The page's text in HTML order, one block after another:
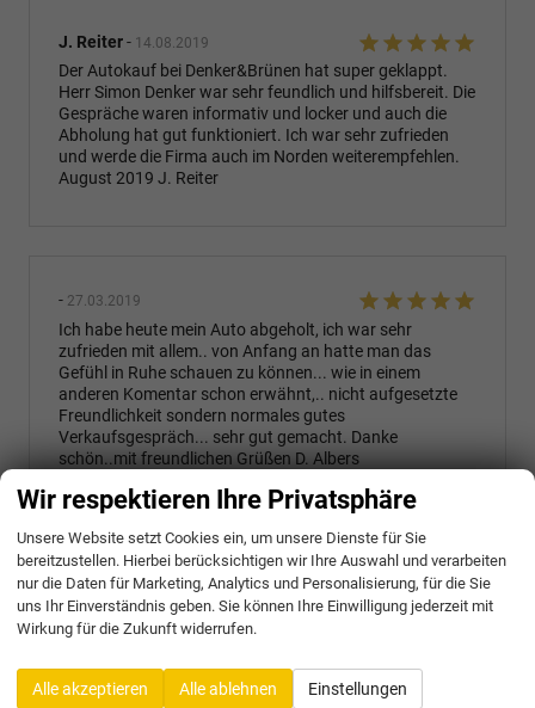
J. Reiter- 14.08.2019
Der Autokauf bei Denker&Brünen hat super geklappt.
Herr Simon Denker war sehr feundlich und hilfsbereit. Die
Gespräche waren informativ und locker und auch die
Abholung hat gut funktioniert. Ich war sehr zufrieden
und werde die Firma auch im Norden weiterempfehlen.
August 2019 J. Reiter
- 27.03.2019
Ich habe heute mein Auto abgeholt, ich war sehr
zufrieden mit allem.. von Anfang an hatte man das
Gefühl in Ruhe schauen zu können... wie in einem
anderen Komentar schon erwähnt,.. nicht aufgesetzte
Freundlichkeit sondern normales gutes
Verkaufsgespräch... sehr gut gemacht. Danke
schön..mit freundlichen Grüßen D. Albers
G.Altemeyer-12.03.2019
Wir haben heute unseren neuen Suzuki Swift in Empfang
nehmen dürfen und möchten dem Team vom Autohaus
Beratung, über die Bestellung, bis hin zur Auslieferung/
Übergabe ist alles zu unserer vollsten Zufriedenheit
Wir respektieren Ihre Privatsphäre
Unsere Website setzt Cookies ein, um unsere Dienste für Sie
bereitzustellen. Hierbei berücksichtigen wir Ihre Auswahl und verarbeiten
nur die Daten für Marketing, Analytics und Personalisierung, für die Sie
uns Ihr Einverständnis geben. Sie können Ihre Einwilligung jederzeit mit
Wirkung für die Zukunft widerrufen.
Alle akzeptieren Alle ablehnen Einstellungen